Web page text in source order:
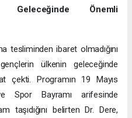
Geleceğinde Önemli
tesliminden ibaret olmadığını
ülkenin geleceğinde
çekti. Programın 19 Mayıs
Spor Bayramı arifesinde
taşıdığını belirten Dr. Dere,